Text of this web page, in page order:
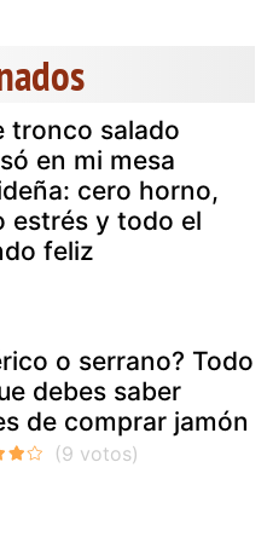
tronco salado
en mi mesa
cero horno,
estrés y todo el
feliz
o serrano? Todo
debes saber
de comprar jamón